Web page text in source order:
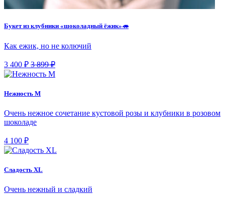
Букет из клубники «шоколадный ёжик»🦔
Как ежик, но не колючий
3 400 ₽ 3 899 ₽
Нежность М
Очень нежное сочетание кустовой розы и клубники в розовом
шоколаде
4 100 ₽
Сладость XL
Очень нежный и сладкий